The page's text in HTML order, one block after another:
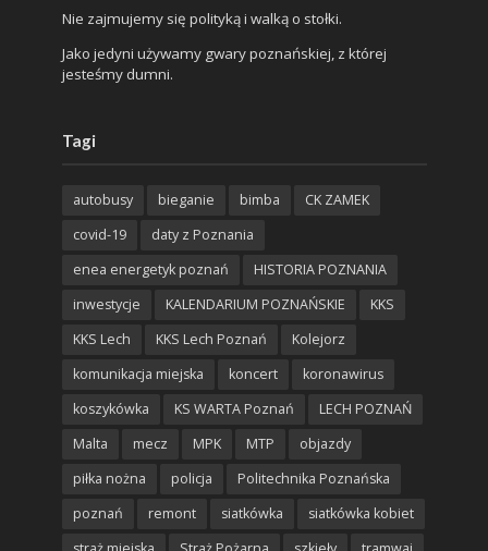
Nie zajmujemy się polityką i walką o stołki.
Jako jedyni używamy gwary poznańskiej, z której
jesteśmy dumni.
Tagi
autobusy bieganie bimba
CK ZAMEK
covid-19
daty z Poznania
enea energetyk poznań
HISTORIA POZNANIA
inwestycje
KALENDARIUM POZNAŃSKIE
KKS
KKS Lech
KKS Lech Poznań
Kolejorz
komunikacja miejska
koncert
koronawirus
koszykówka
KS WARTA Poznań
LECH POZNAŃ
Malta
mecz MPK MTP
objazdy
piłka nożna
policja
Politechnika Poznańska
poznań
remont siatkówka
siatkówka kobiet